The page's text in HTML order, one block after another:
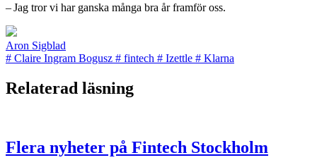
– Jag tror vi har ganska många bra år framför oss.
Aron Sigblad
# Claire Ingram Bogusz # fintech # Izettle # Klarna
Relaterad läsning
Flera nyheter på Fintech Stockholm